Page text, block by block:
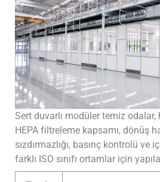
Sert duvarlı modüler temiz
HEPA filtreleme kapsamı, dönüş
sızdırmazlığı, basınç kontrolü ve
farklı ISO sınıfı ortamlar için